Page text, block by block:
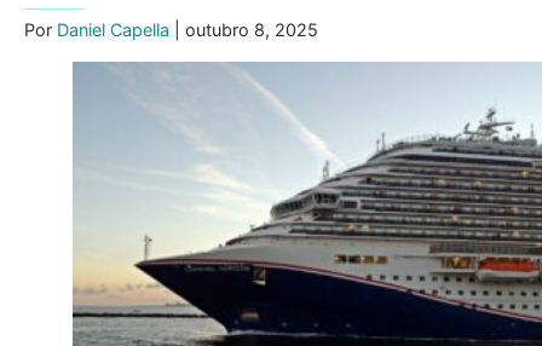
Por Daniel Capella | outubro 8, 2025